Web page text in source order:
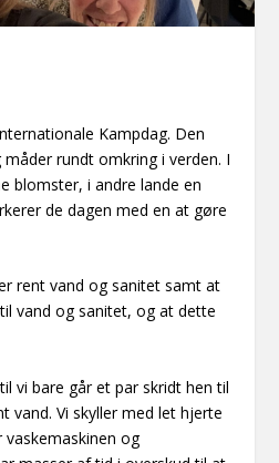
Kampdag. Den
rundt omkring i verden. I
blomster, i andre lande en
de dagen med en at gøre
rent vand og sanitet samt at
vand og sanitet, og at dette
vi bare går et par skridt hen til
vand. Vi skyller med let hjerte
og